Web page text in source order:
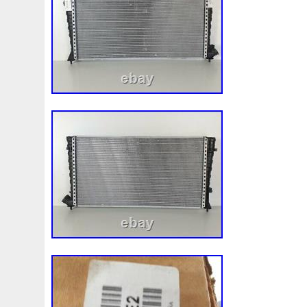
1k0121207j 1k0121207t 1k0121251cm
1k0298403a 1k0955453s 1k0959455ap
1s1816103 2-Rangée 2-Rangées
214100052r 214104822r 214104eb0b
214108535r 214108706r 214109798r
214812415r 214814342r 214814ea0a
214818h83a 214819674r 21481bm410
215592894r 220928kh13a0000038
253102b970 253102y001 253103e710
253802h600
2gm955448c 2m413m4y07 2q0121203k
3-Rows 30si 318i 325i